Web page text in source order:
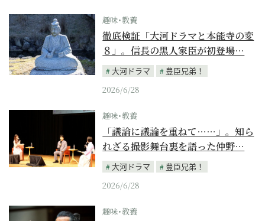
趣味･教養
徹底検証「大河ドラマと本能寺の変
８」。信長の黒人家臣が初登場…
大河ドラマ
豊臣兄弟！
2026/6/28
趣味･教養
「議論に議論を重ねて……」。知ら
れざる撮影舞台裏を語った仲野…
大河ドラマ
豊臣兄弟！
2026/6/28
趣味･教養